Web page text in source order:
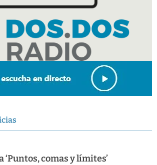
‘Puntos, comas y límites’